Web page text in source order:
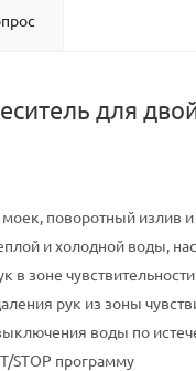
для
поворотный излив и
и холодной воды,
в зоне
рук из зоны
воды по
STOP программу